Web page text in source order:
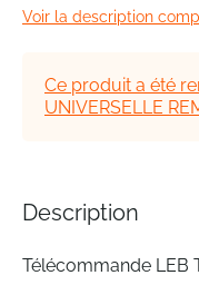
the
beginning
images
gallery
Voir la description
Ce produit a été
UNIVERSELLE
Description
Télécommande LEB